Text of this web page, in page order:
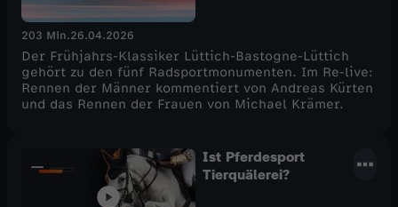
203 Min.26.04.2026
Der Frühjahrs-Klassiker Lüttich-Bastogne-Lüttich
gehört zu den fünf Radsportmonumenten. Im Re-live:
Rennen der Männer kommentiert von Andreas Kürten
und das Rennen der Frauen von Michael Krämer.
Ist Pferdesport
Tierquälerei?